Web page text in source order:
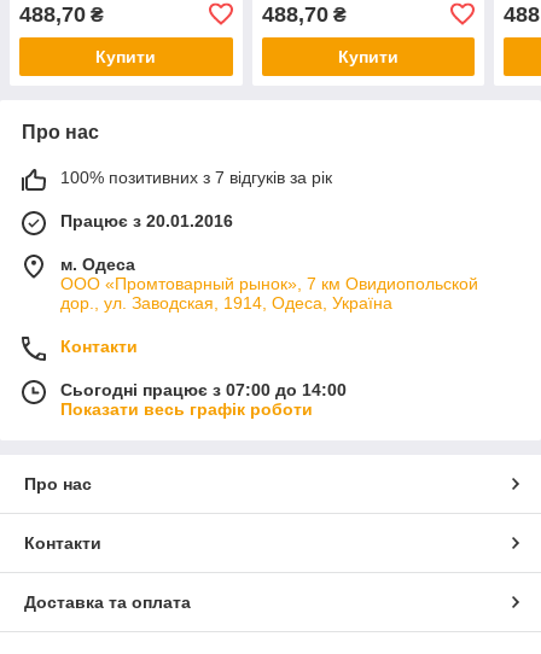
488,70 ₴
Купити
488,70₴
Купити
Про нас
100% позитивних з 7 відгуків за рік
Працює з 20.01.2016
м. Одеса
ООО «Промтоварный рынок», 7 км Овидиопольской
дор., ул. Заводская, 1914, Одеса, Україна
Контакти
Сьогодні працює з 07:00 до 14:00
Показати весь графік роботи
Про нас
Контакти
Доставка та оплата